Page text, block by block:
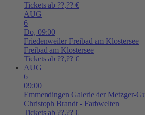
Tickets ab ??,?? €
AUG
6
Do, 09:00
Friedenweiler Freibad am Klostersee
Freibad am Klostersee
Tickets ab ??,?? €
AUG
6
09:00
Emmendingen Galerie der Metzger-
Christoph Brandt - Farbwelten
Tickets ab ??,?? €